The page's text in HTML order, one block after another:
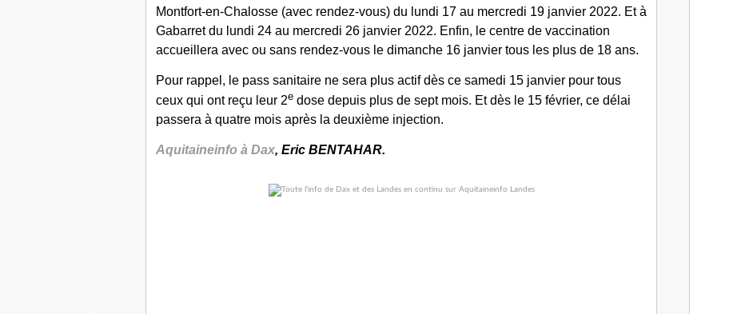
Montfort-en-Chalosse (avec rendez-vous) du lundi 17 au mercredi 19 janvier 2022. Et à
Gabarret du lundi 24 au mercredi 26 janvier 2022. Enfin, le centre de vaccination
accueillera avec ou sans rendez-vous le dimanche 16 janvier tous les plus de 18 ans.
Pour rappel, le pass sanitaire ne sera plus actif dès ce samedi 15 janvier pour tous
ceux qui ont reçu leur 2e dose depuis plus de sept mois. Et dès le 15 février, ce délai
passera à quatre mois après la deuxième injection.
Aquitaineinfo à Dax, Eric BENTAHAR.